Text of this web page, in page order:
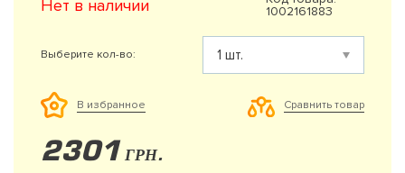
Нет в наличии
1002161883
Выберите кол-во:
В избранное Сравнить товар
2301 ГРН.